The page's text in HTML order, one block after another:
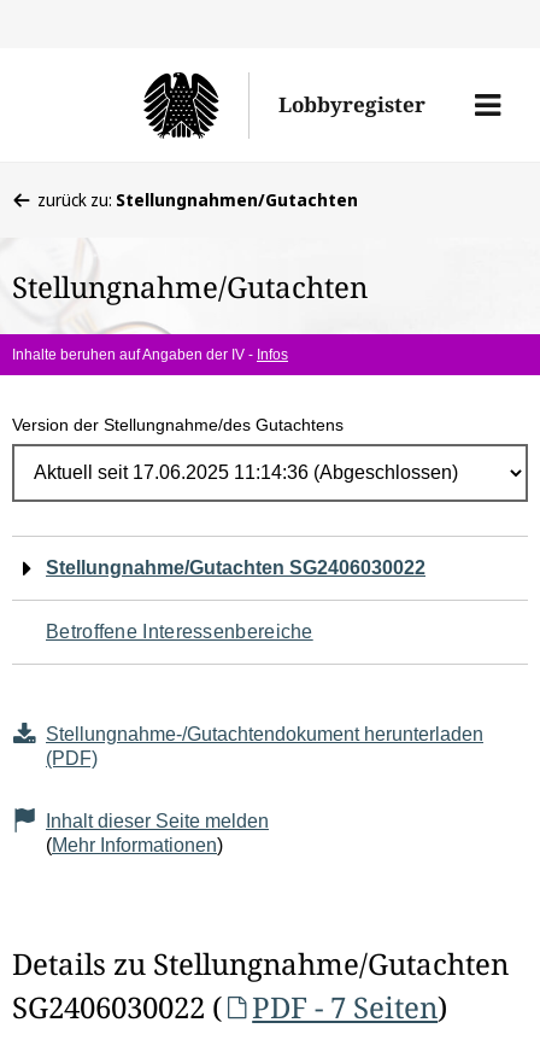
Lobbyregister
Menü
befinden
hier:
zurück zu: Stellungnahmen/Gutachten
Stellungnahme/Gutachten
Inhalte beruhen auf Angaben der IV - Infos
Version der Stellungnahme/des Gutachtens
Navigation
für
den
Seiteninhalt
Stellungnahme/Gutachten SG2406030022
Betroffene Interessenbereiche
Stellungnahme-/Gutachtendokument herunterladen
(PDF)
Inhalt dieser Seite melden
(Mehr Informationen)
Details zu Stellungnahme/Gutachten
SG2406030022 (
PDF - 7 Seiten)